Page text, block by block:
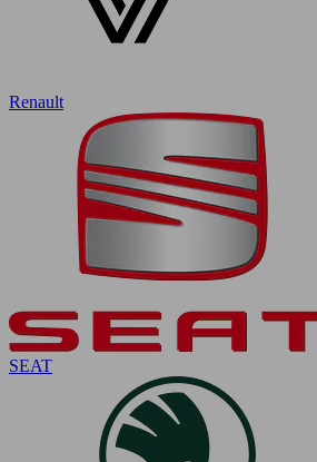
Renault
SEAT